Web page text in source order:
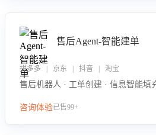
售后Agent-智能建单
拼多多 | 京东 | 抖音 | 淘宝
售后机器人 · 工单创建 · 信息智能填
咨询体验已售99+